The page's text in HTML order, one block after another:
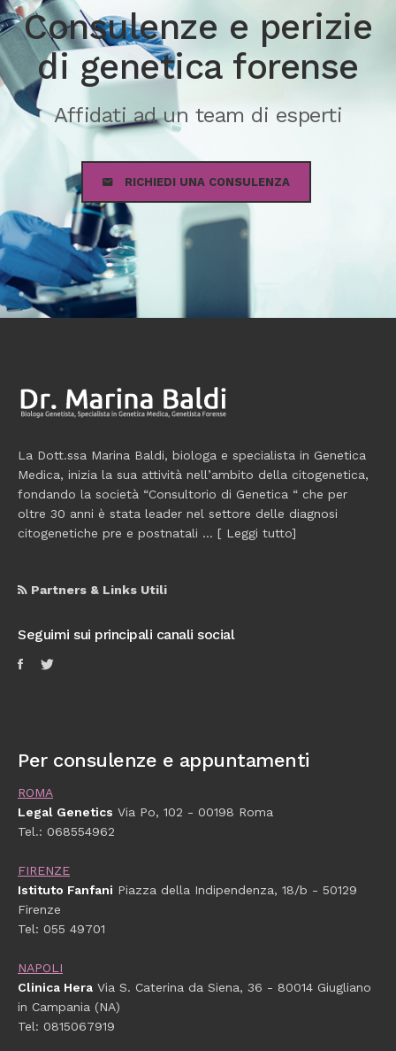
Consulenze e perizie
di genetica forense
Affidati ad un team di esperti
RICHIEDI UNA CONSULENZA
La Dott.ssa Marina Baldi, biologa e specialista in Genetica
Medica, inizia la sua attività nell’ambito della citogenetica,
fondando la società “Consultorio di Genetica “ che per
oltre 30 anni è stata leader nel settore delle diagnosi
citogenetiche pre e postnatali ... [ Leggi tutto]
Partners & Links Utili
Seguimi sui principali canali social
Per consulenze e appuntamenti
ROMA
Legal Genetics Via Po, 102 - 00198 Roma
Tel.: 068554962
FIRENZE
Istituto Fanfani Piazza della Indipendenza, 18/b - 50129
Firenze
Tel: 055 49701
NAPOLI
Clinica Hera Via S. Caterina da Siena, 36 - 80014 Giugliano
in Campania (NA)
Tel: 0815067919